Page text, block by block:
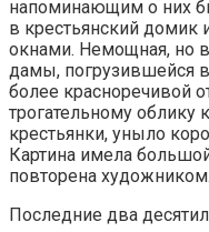
напоминающим о них
в крестьянский домик
окнами. Немощная, но
дамы, погрузившейся
более красноречивой
трогательному облику
крестьянки, уныло
Картина имела
повторена художником.
Последние два